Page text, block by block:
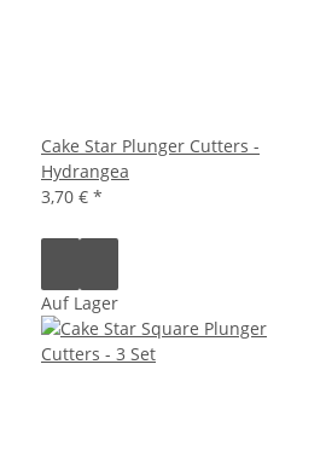
Cake Star Plunger Cutters -
Hydrangea
3,70 € *
Auf Lager